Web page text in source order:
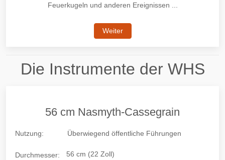
Feuerkugeln und anderen Ereignissen ...
Weiter
Die Instrumente der WHS
56 cm Nasmyth-Cassegrain
Nutzung: Überwiegend öffentliche Führungen
Durchmesser: 56 cm (22 Zoll)